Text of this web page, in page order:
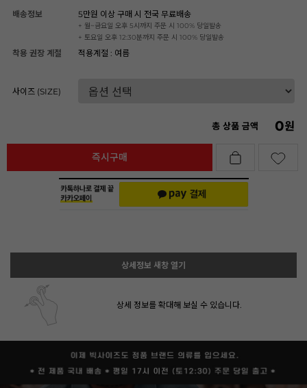
배송정보 5만원 이상 구매 시 전국 무료배송
+ 월~금요일 오후 5시까지 주문 시 100% 당일발송
+ 토요일 오후 12:30분까지 주문 시 100% 당일발송
착용 권장 계절 적용계절 : 여름
사이즈 (SIZE)
총 상품 금액 0원
즉시구매
상세정보 새창 열기
상세 정보를 확대해 보실 수 있습니다.